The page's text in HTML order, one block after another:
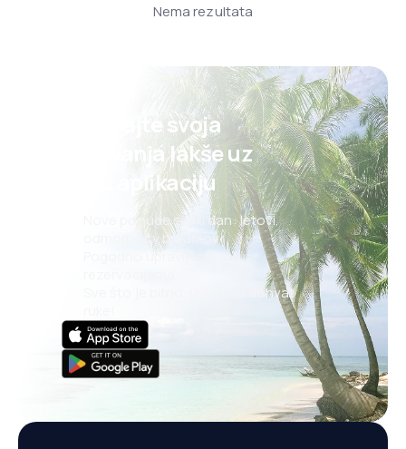
Nema rezultata
Planirajte svoja
putovanja lakše uz
našu aplikaciju
Nove ponude svaki dan: letovi,
odmori, city break-ovi
Sve što je bitno, uvijek na dohvat